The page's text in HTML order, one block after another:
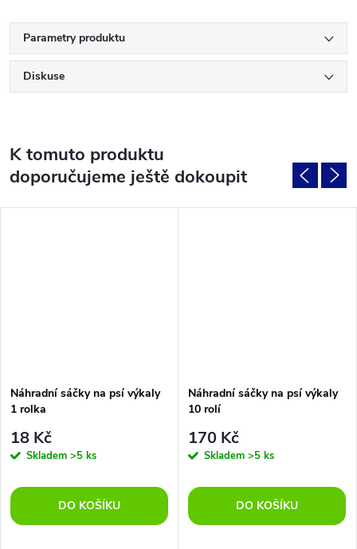
Parametry produktu
Diskuse
K tomuto produktu
doporučujeme ještě dokoupit
Náhradní sáčky na psí výkaly
1 rolka
18 Kč
Skladem >5 ks
DO KOŠÍKU
Náhradní sáčky na psí výkaly
10 rolí
170 Kč
Skladem >5 ks
DO KOŠÍKU